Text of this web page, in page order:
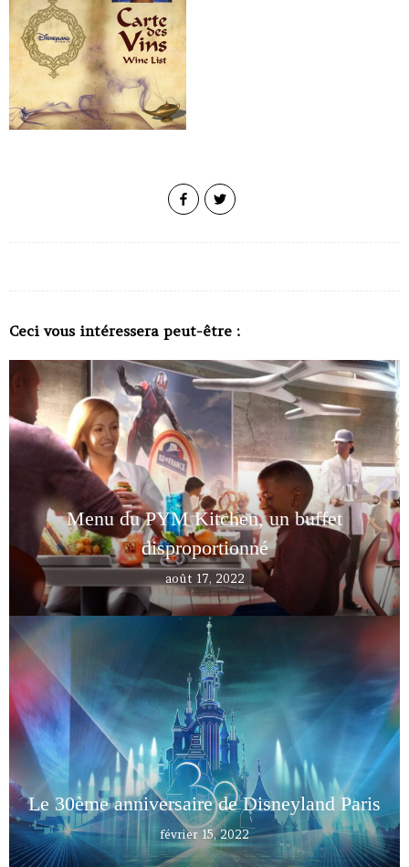
Ceci vous intéressera peut-être :
Menu du PYM Kitchen, un buffet
disproportionné
août 17, 2022
Le 30ème anniversaire de Disneyland Paris
février 15, 2022